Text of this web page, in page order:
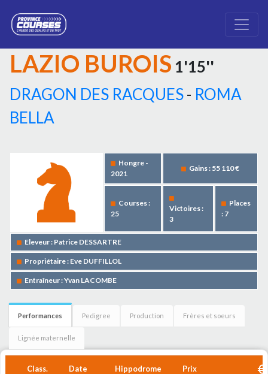
LAZIO BUROIS 1'15''
DRAGON DES RACQUES- ROMA
BELLA
Hongre -
2021
Gains : 55 110 €
Courses :
25
Victoires :
3
Places
: 7
Eleveur : Patrice DESSARTRE
Propriétaire : Eve DUFFILLOL
Entraîneur : Yvan LACOMBE
Performances Pedigree Production Frères et soeurs
Lignée maternelle
Class. Date Hippodrome Prix